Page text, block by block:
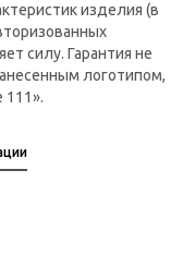
изделия (в
силу. Гарантия не
логотипом,
111».